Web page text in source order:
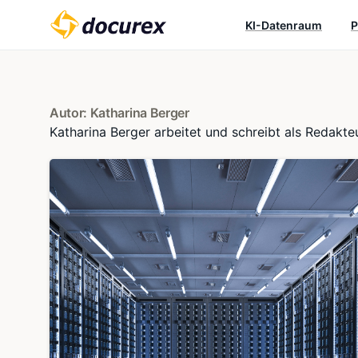
KI-Datenraum
Autor: Katharina Berger
Katharina Berger arbeitet und schreibt als